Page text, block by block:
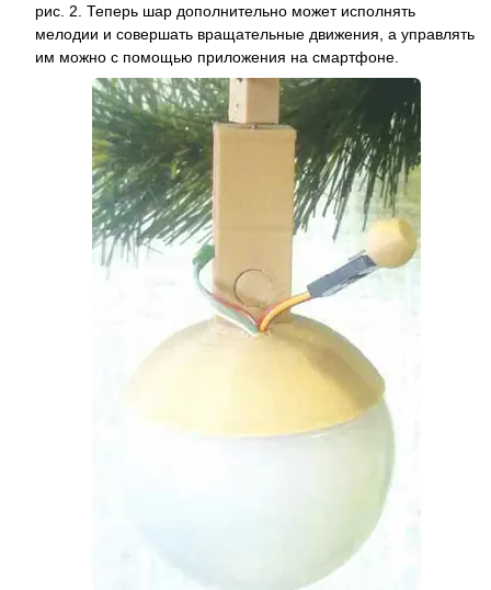
рис. 2. Теперь шар дополнительно может исполнять
мелодии и совершать вращательные движения, а управлять
им можно с помощью приложения на смартфоне.